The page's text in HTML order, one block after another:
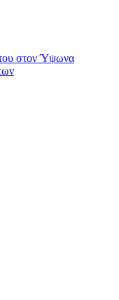
του στον Ύψωνα